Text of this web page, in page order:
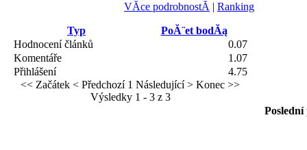
VĂ­ce podrobnostĂ­ | Ranking
Typ
PoĂ¨et bodĂą
Hodnocení článků
0.07
Komentáře
1.07
Přihlášení
4.75
<< Začátek < Předchozí 1 Následující > Konec >>
Výsledky 1 - 3 z 3